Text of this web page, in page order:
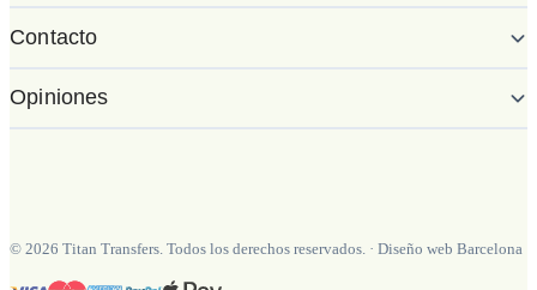
Contacto
Opiniones
© 2026 Titan Transfers. Todos los derechos reservados. · Diseño web Barcelona